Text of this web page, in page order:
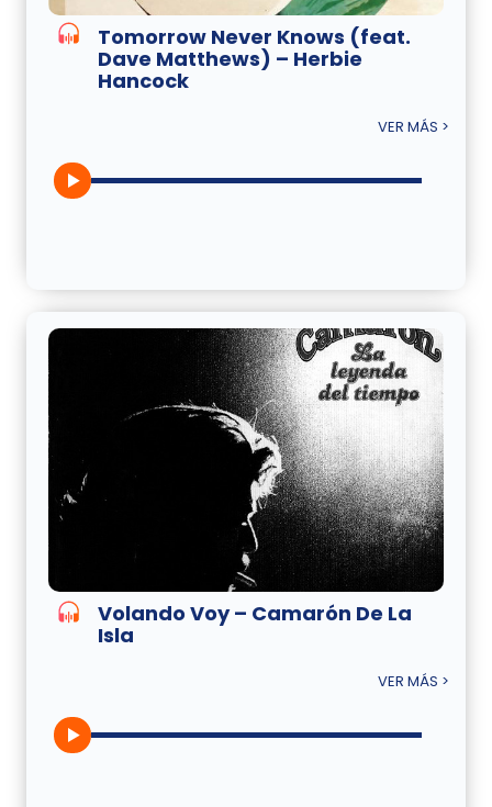
Tomorrow Never Knows (feat.
Dave Matthews) – Herbie
Hancock
VER MÁS >
Volando Voy – Camarón De La
Isla
VER MÁS >